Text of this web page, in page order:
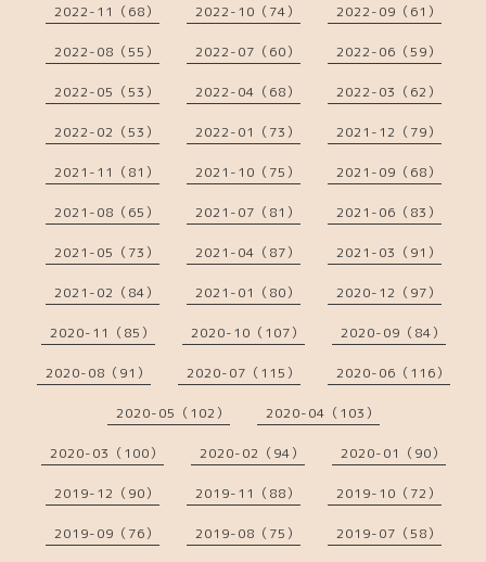
2022-11（68） 2022-10（74） 2022-09（61）
2022-08（55） 2022-07（60） 2022-06（59）
2022-05（53） 2022-04（68） 2022-03（62）
2022-02（53） 2022-01（73） 2021-12（79）
2021-11（81） 2021-10（75） 2021-09（68）
2021-08（65） 2021-07（81） 2021-06（83）
2021-05（73） 2021-04（87） 2021-03（91）
2021-02（84） 2021-01（80） 2020-12（97）
2020-11（85） 2020-10（107） 2020-09（84）
2020-08（91） 2020-07（115） 2020-06（116）
2020-05（102） 2020-04（103）
2020-03（100） 2020-02（94） 2020-01（90）
2019-12（90） 2019-11（88） 2019-10（72）
2019-09（76） 2019-08（75） 2019-07（58）